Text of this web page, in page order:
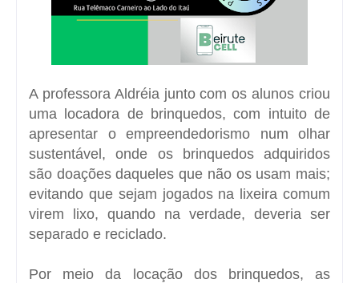
A professora Aldréia junto com os alunos criou
uma locadora de brinquedos, com intuito de
apresentar o empreendedorismo num olhar
sustentável, onde os brinquedos adquiridos
são doações daqueles que não os usam mais;
evitando que sejam jogados na lixeira comum
virem lixo, quando na verdade, deveria ser
separado e reciclado.
Por meio da locação dos brinquedos, as